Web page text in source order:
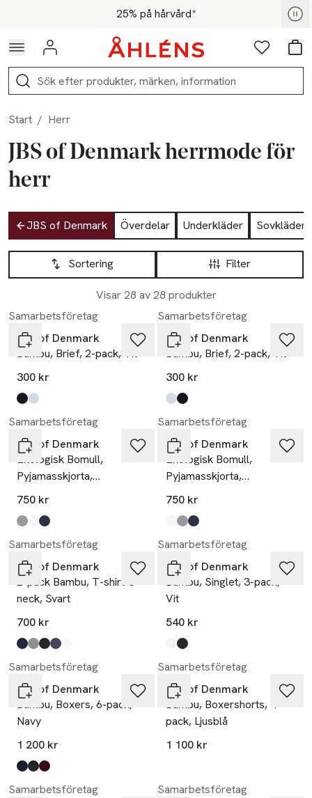
Hoppa till navigationsmenyn25% på hårvård*
För medlemmar - Shoppa nu
Logga in Favoriter
Sök
Start / Herr
JBS of Denmark herrmode för
herr
Hoppa till produktsidan
JBS of Denmark Överdelar Underkläder
Sovkläder
Hoppa till produktsidan
Filter
Sortering
Visar 28 av 28 produkter
Lista över produkter
Samarbetsföretag
JBS of Denmark
Bambu, Brief, 2-pack, Vit
300 kr
Produkten finns i färgerna:
black
white
Samarbetsföretag
JBS of Denmark
Bambu, Brief, 2-pack, Vit
300 kr
Produkten finns i färgerna:
white
black
Samarbetsföretag
JBS of Denmark
Ekologisk Bomull,
Pyjamasskjorta,
Flerfärgad
750 kr
Produkten finns i färgerna:
grey ,
white,
navy ,
Samarbetsföretag
JBS of Denmark
Ekologisk Bomull,
Pyjamasskjorta,
Flerfärgad
750 kr
Produkten finns i färgerna:
white,
grey,
navy,
Samarbetsföretag
JBS of Denmark
2-pack Bambu, T-shirt O-
neck, Svart
700 kr
Produkten finns i färgerna:
navy,
dark grey melange
black,
grey,
white,
Samarbetsföretag
JBS of Denmark
Bambu, Singlet, 3-pack,
Vit
540 kr
Produkten finns i färgerna:
white
black
Samarbetsföretag
JBS of Denmark
Bambu, Boxers, 6-pack,
Navy
1 200 kr
Produkten finns i färgerna:
navy,
black,
red,
Samarbetsföretag
JBS of Denmark
Bambu, Boxershorts, 4-
pack, Ljusblå
1 100 kr
Samarbetsföretag
Samarbetsföretag